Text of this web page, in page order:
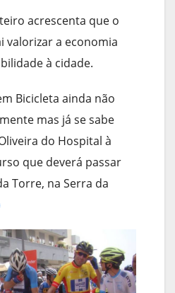
acrescenta que o
valorizar a economia
à cidade.
Bicicleta ainda não
mas já se sabe
do Hospital à
que deverá passar
Torre, na Serra da